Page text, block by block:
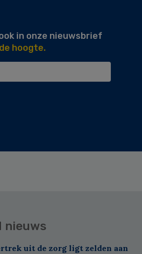
in onze nieuwsbrief
hoogte.
nieuws
uit de zorg ligt zelden aan